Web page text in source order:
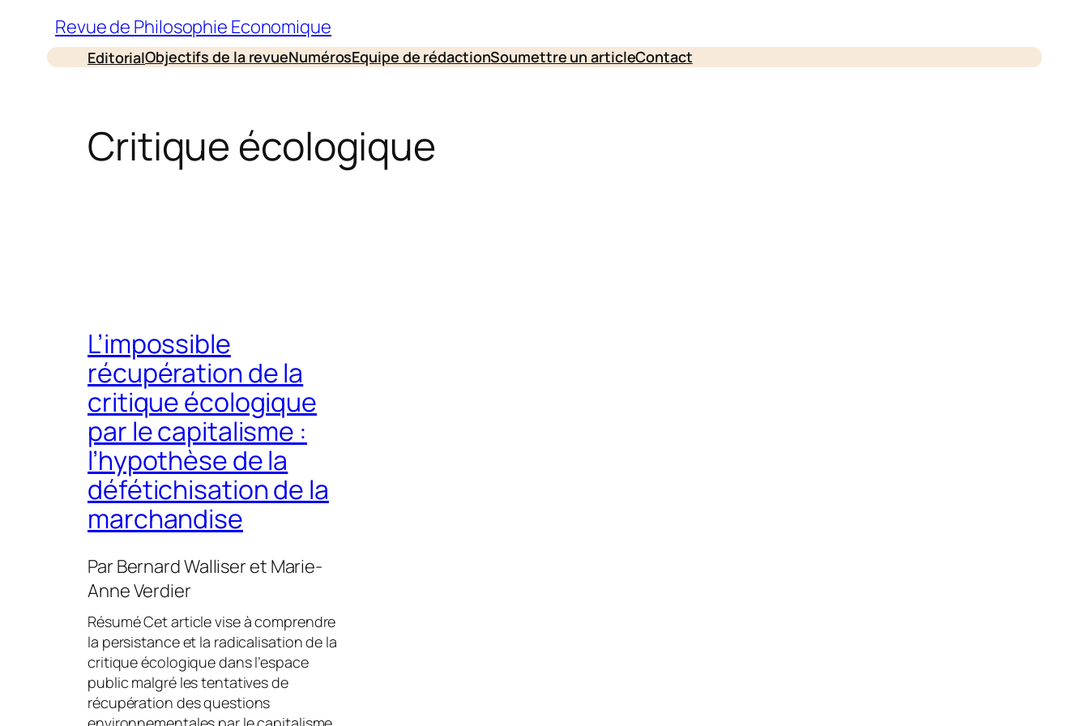
contenu
Revue de Philosophie Economique
EditorialObjectifs de la revueNumérosEquipe de rédactionSoumettre un articleContact
Critique écologique
L’impossible
récupération de la
critique écologique
par le capitalisme :
l’hypothèse de la
défétichisation de la
marchandise
Par Bernard Walliser et Marie-
Anne Verdier
Résumé Cet article vise à comprendre
la persistance et la radicalisation de la
critique écologique dans l’espace
public malgré les tentatives de
récupération des questions